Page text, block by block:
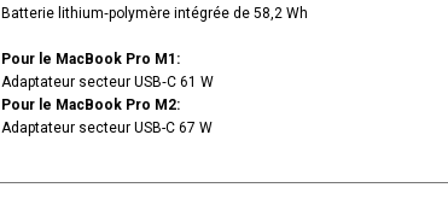
Batterie lithium‑polymère intégrée de 58,2 Wh
Pour le MacBook Pro M1:
Adaptateur secteur USB‑C 61 W
Pour le MacBook Pro M2:
Adaptateur secteur USB-C 67 W